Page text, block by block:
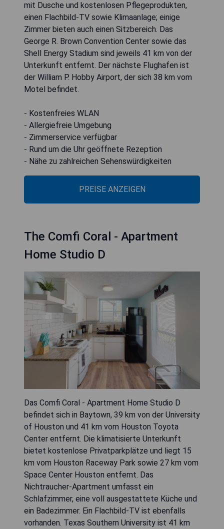
mit Dusche und kostenlosen Pflegeprodukten,
einen Flachbild-TV sowie Klimaanlage; einige
Zimmer bieten auch einen Sitzbereich. Das
George R. Brown Convention Center sowie das
Shell Energy Stadium sind jeweils 41 km von der
Unterkunft entfernt. Der nächste Flughafen ist
der William P. Hobby Airport, der sich 38 km vom
Motel befindet.
- Kostenfreies WLAN
- Allergiefreie Umgebung
- Zimmerservice verfügbar
- Rund um die Uhr geöffnete Rezeption
- Nähe zu zahlreichen Sehenswürdigkeiten
PREISE ANZEIGEN
The Comfi Coral - Apartment
Home Studio D
Das Comfi Coral - Apartment Home Studio D
befindet sich in Baytown, 39 km von der University
of Houston und 41 km vom Houston Toyota
Center entfernt. Die klimatisierte Unterkunft
bietet kostenlose Privatparkplätze und liegt 15
km vom Houston Raceway Park sowie 27 km vom
Space Center Houston entfernt. Das
Nichtraucher-Apartment umfasst ein
Schlafzimmer, eine voll ausgestattete Küche und
ein Badezimmer. Ein Flachbild-TV ist ebenfalls
vorhanden. Texas Southern University ist 41 km